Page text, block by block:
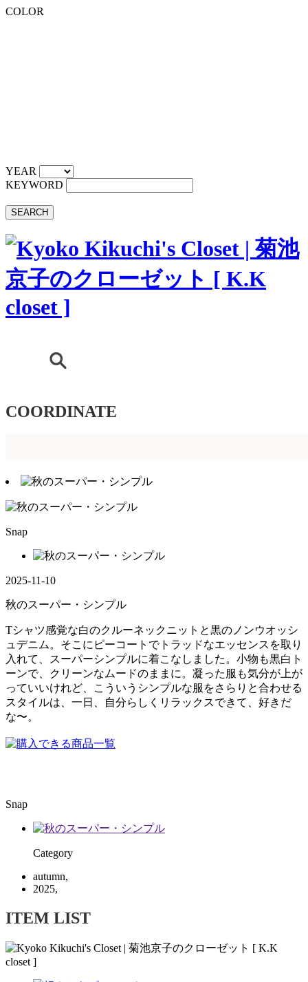
COLOR
YEAR
KEYWORD
SEARCH
COORDINATE
Snap
2025-11-10
秋のスーパー・シンプル
Tシャツ感覚な白のクルーネックニットと黒のノンウオッシ
ュデニム。そこにピーコートでトラッドなエッセンスを取り
入れて、スーパーシンプルに着こなしました。小物も黒白ト
ーンで、クリーンなムードのままに。凝った服も気分が上が
っていいけれど、こういうシンプルな服をさらりと合わせる
スタイルは、一日、自分らしくリラックスできて、好きだ
な〜。
Snap
Category
autumn,
2025,
ITEM LIST